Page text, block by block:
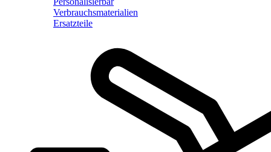
Verbrauchsmaterialien
Ersatzteile